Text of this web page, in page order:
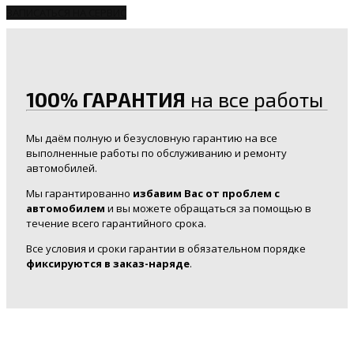
100% ГАРАНТИЯ на все работы
Мы даём полную и безусловную гарантию на все
выполненные работы по обслуживанию и ремонту
автомобилей.
Мы гарантированно избавим Вас от проблем с
автомобилем и вы можете обращаться за помощью в
течение всего гарантийного срока.
Все условия и сроки гарантии в обязательном порядке
фиксируются в заказ-наряде.